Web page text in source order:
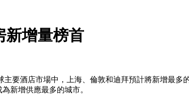
新增量榜首
要酒店市場中，上海、倫敦和迪拜預計將新增最
新增供應最多的城市。